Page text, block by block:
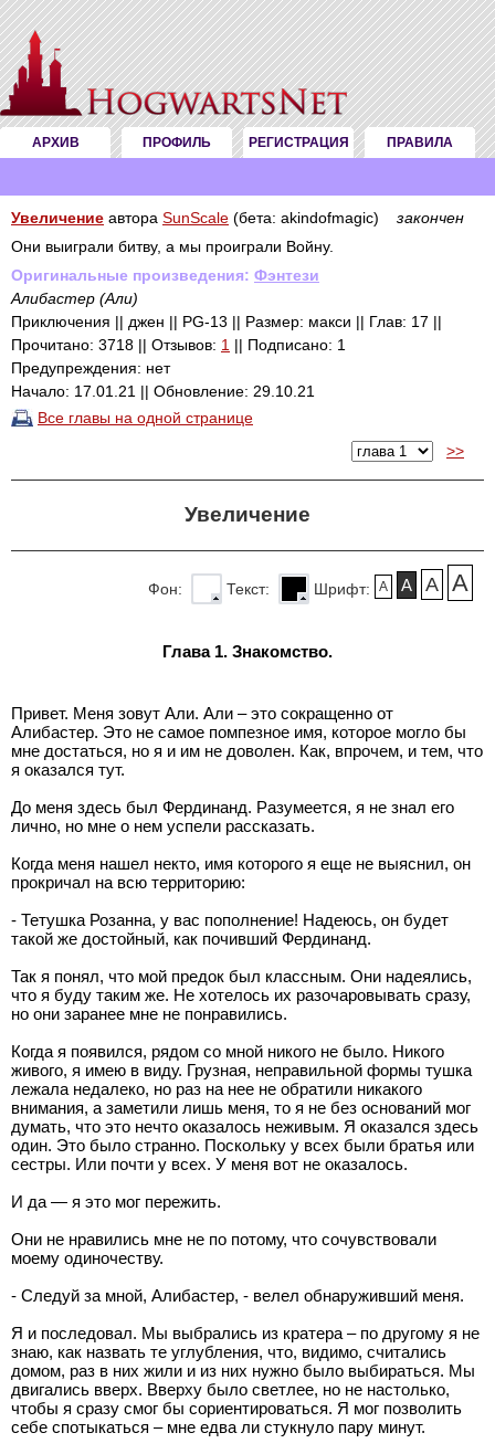
АРХИВ ПРОФИЛЬ РЕГИСТРАЦИЯ ПРАВИЛА
Увеличение автора SunScale (бета: akindofmagic) закончен
Они выиграли битву, а мы проиграли Войну.
Оригинальные произведения: Фэнтези
Алибастер (Али)
Приключения || джен || PG-13 || Размер: макси || Глав: 17 ||
Прочитано: 3718 || Отзывов: 1 || Подписано: 1
Предупреждения: нет
Начало: 17.01.21 || Обновление: 29.10.21
Все главы на одной странице
>>
Увеличение
A A A A
Шрифт:
Текст:
Фон:
Глава 1. Знакомство.
Привет. Меня зовут Али. Али – это сокращенно от
Алибастер. Это не самое помпезное имя, которое могло бы
мне достаться, но я и им не доволен. Как, впрочем, и тем, что
я оказался тут.
До меня здесь был Фердинанд. Разумеется, я не знал его
лично, но мне о нем успели рассказать.
Когда меня нашел некто, имя которого я еще не выяснил, он
прокричал на всю территорию:
- Тетушка Розанна, у вас пополнение! Надеюсь, он будет
такой же достойный, как почивший Фердинанд.
Так я понял, что мой предок был классным. Они надеялись,
что я буду таким же. Не хотелось их разочаровывать сразу,
но они заранее мне не понравились.
Когда я появился, рядом со мной никого не было. Никого
живого, я имею в виду. Грузная, неправильной формы тушка
лежала недалеко, но раз на нее не обратили никакого
внимания, а заметили лишь меня, то я не без оснований мог
думать, что это нечто оказалось неживым. Я оказался здесь
один. Это было странно. Поскольку у всех были братья или
сестры. Или почти у всех. У меня вот не оказалось.
И да — я это мог пережить.
Они не нравились мне не по потому, что сочувствовали
моему одиночеству.
- Следуй за мной, Алибастер, - велел обнаруживший меня.
Я и последовал. Мы выбрались из кратера – по другому я не
знаю, как назвать те углубления, что, видимо, считались
домом, раз в них жили и из них нужно было выбираться. Мы
двигались вверх. Вверху было светлее, но не настолько,
чтобы я сразу смог бы сориентироваться. Я мог позволить
себе спотыкаться – мне едва ли стукнуло пару минут.